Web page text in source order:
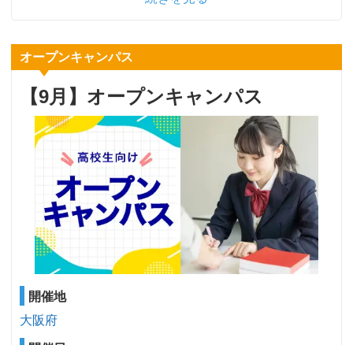
オープンキャンパス
【9月】オープンキャンパス
開催地
大阪府